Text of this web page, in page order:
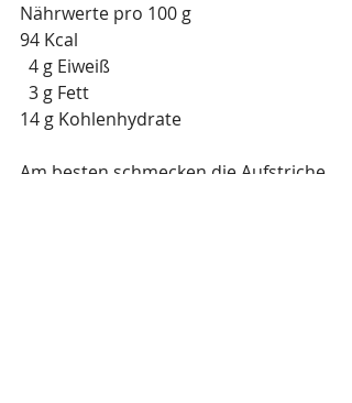
Nährwerte pro 100 g
94 Kcal
  4 g Eiweiß
  3 g Fett
14 g Kohlenhydrate
Am besten schmecken die Aufstriche